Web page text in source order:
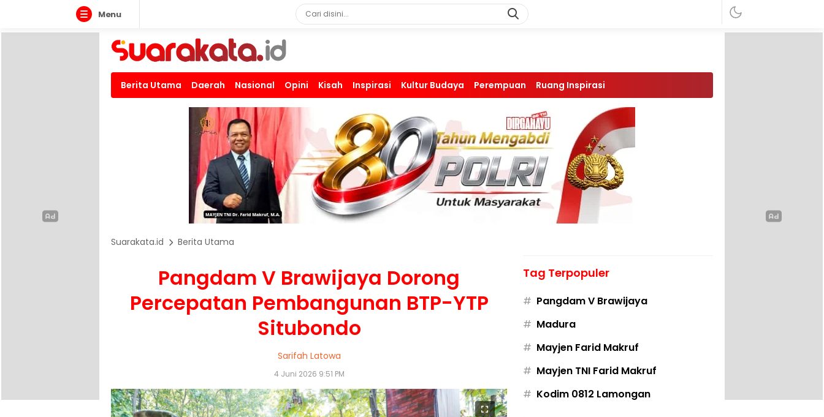
Menu
Berita Utama Daerah Nasional Opini Kisah Inspirasi Kultur Budaya Perempuan Ruang Inspirasi
Suarakata.id Berita Utama
Pangdam V Brawijaya Dorong
Percepatan Pembangunan BTP-YTP
Situbondo
Sarifah Latowa
4 Juni 2026 9:51 PM
Tag Terpopuler
# Pangdam V Brawijaya
# Madura
# Mayjen Farid Makruf
# Mayjen TNI Farid Makruf
# Kodim 0812 Lamongan